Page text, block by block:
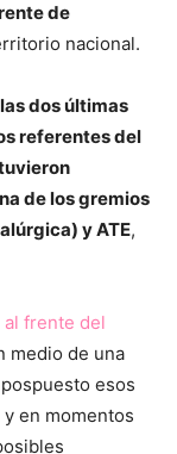
de
nacional.
dos últimas
referentes del
de los gremios
y ATE,
frente del
medio de una
esos
en momentos